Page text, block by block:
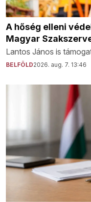
A hőség elleni
Magyar
Lantos János is
BELFÖLD2026. aug. 7. 13:46